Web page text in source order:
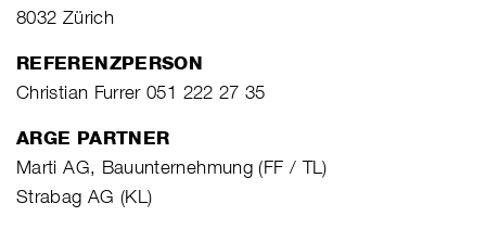
8032 Zürich
REFERENZPERSON
Christian Furrer 051 222 27 35
ARGE PARTNER
Marti AG, Bauunternehmung (FF / TL)
Strabag AG (KL)